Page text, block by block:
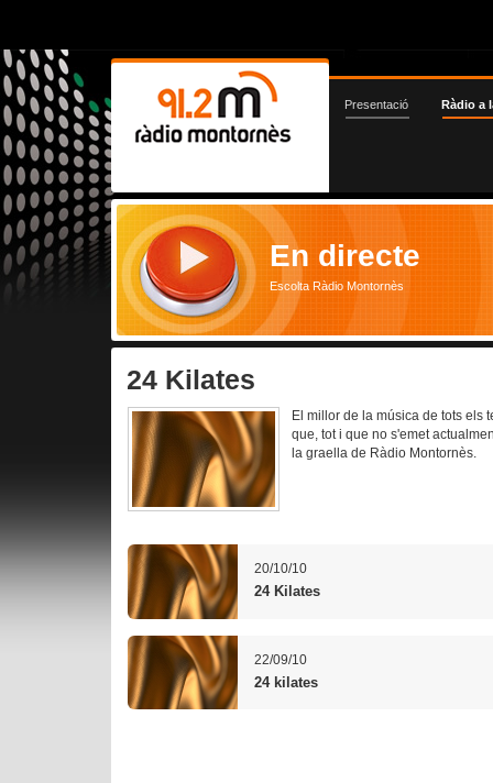
Presentació Ràdio a
En directe
Escolta Ràdio Montornès
24 Kilates
El millor de la música de tots els
que, tot i que no s'emet
la graella de Ràdio Montornès.
20/10/10
24 Kilates
22/09/10
24 kilates